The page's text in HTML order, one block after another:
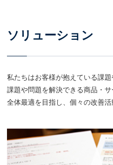
ソリューション
私たちはお客様が抱えている課
課題や問題を解決できる商品・
全体最適を目指し、個々の改善